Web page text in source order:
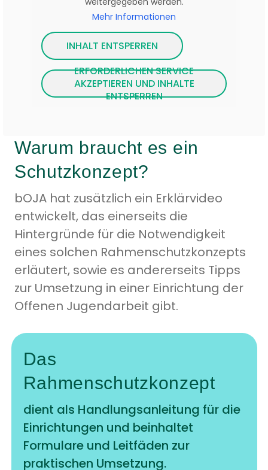
Mehr Informationen
INHALT ENTSPERREN
ERFORDERLICHEN SERVICE
AKZEPTIEREN UND INHALTE
ENTSPERREN
Warum braucht es ein
Schutzkonzept?
bOJA hat zusätzlich ein Erklärvideo
entwickelt, das einerseits die
Hintergründe für die Notwendigkeit
eines solchen Rahmenschutzkonzepts
erläutert, sowie es andererseits Tipps
zur Umsetzung in einer Einrichtung der
Offenen Jugendarbeit gibt.
Das
Rahmenschutzkonzept
dient als Handlungsanleitung für die
Einrichtungen und beinhaltet
Formulare und Leitfäden zur
praktischen Umsetzung.